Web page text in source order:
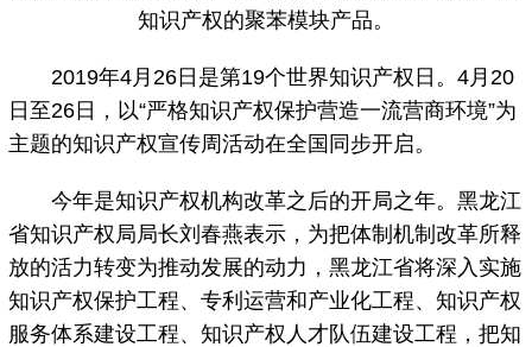
知识产权的聚苯模块产品。
2019年4月26日是第19个世界知识产权日。4月20
日至26日，以“严格知识产权保护营造一流营商环境”为
主题的知识产权宣传周活动在全国同步开启。
今年是知识产权机构改革之后的开局之年。黑龙江
省知识产权局局长刘春燕表示，为把体制机制改革所释
放的活力转变为推动发展的动力，黑龙江省将深入实施
知识产权保护工程、专利运营和产业化工程、知识产权
服务体系建设工程、知识产权人才队伍建设工程，把知